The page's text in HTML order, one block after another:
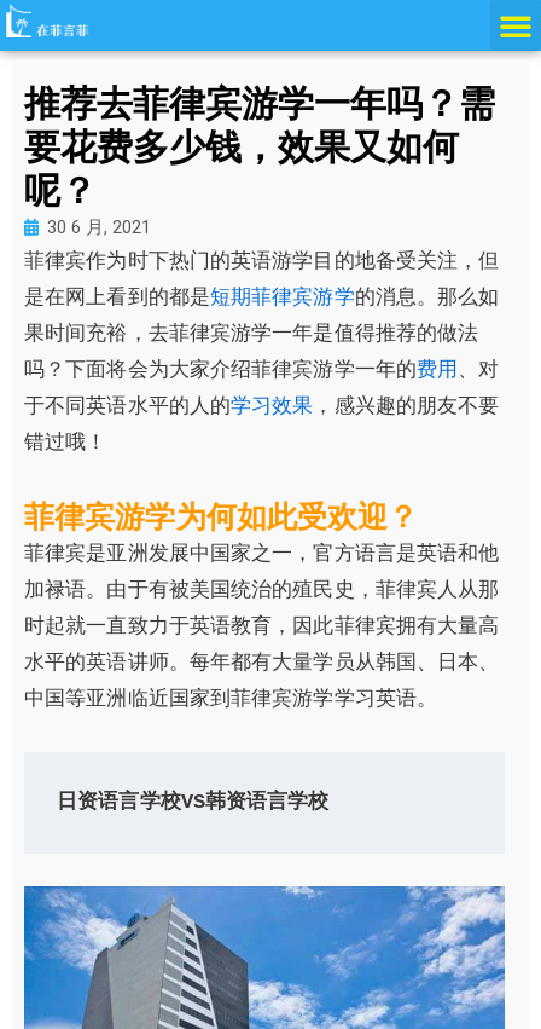
跳
至
推荐去菲律宾游学一年吗？需
要花费多少钱，效果又如何
呢？
30 6 月, 2021
菲律宾作为时下热门的英语游学目的地备受关注，但
是在网上看到的都是短期菲律宾游学的消息。那么如
果时间充裕，去菲律宾游学一年是值得推荐的做法
吗？下面将会为大家介绍菲律宾游学一年的费用、对
于不同英语水平的人的学习效果 ，感兴趣的朋友不要
错过哦！
菲律宾游学为何如此受欢迎？
菲律宾是亚洲发展中国家之一，官方语言是英语和他
加禄语。由于有被美国统治的殖民史，菲律宾人从那
时起就一直致力于英语教育，因此菲律宾拥有大量高
水平的英语讲师。每年都有大量学员从韩国、日本、
中国等亚洲临近国家到菲律宾游学学习英语。
日资语言学校VS韩资语言学校